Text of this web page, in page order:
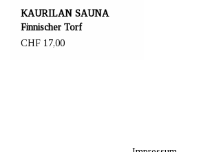
KAURILAN SAUNA
Finnischer Torf
CHF 17,00